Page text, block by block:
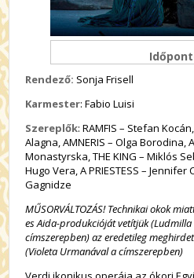
Rendező: Sonja Frisell
Karmester: Fabio Luisi
Szereplők: RAMFIS – Stefan
Alagna, AMNERIS – Olga Borodina,
Monastyrska, THE KING – Miklós
Hugo Vera, A PRIESTESS – Jennifer
Gagnidze
MŰSORVÁLTOZÁS! Technikai okok
es Aida-produkcióját vetítjük
címszerepben) az eredetileg
(Violeta Urmanával a címszerepben)